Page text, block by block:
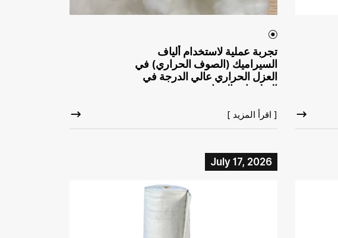
تجربة عملية لاستخدام ألياف
السيراميك (الصوف الحراري) في
العزل الحراري عالي الدرجة في
التطبيقات الصناعية
[ اقرأ المزيد ]
July 17, 2026